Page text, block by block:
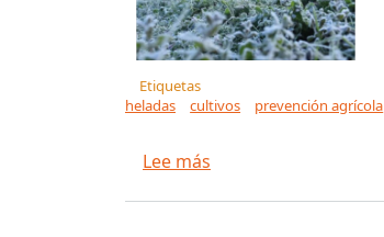
Etiquetas
heladas
cultivos prevención agrícola
Lee más